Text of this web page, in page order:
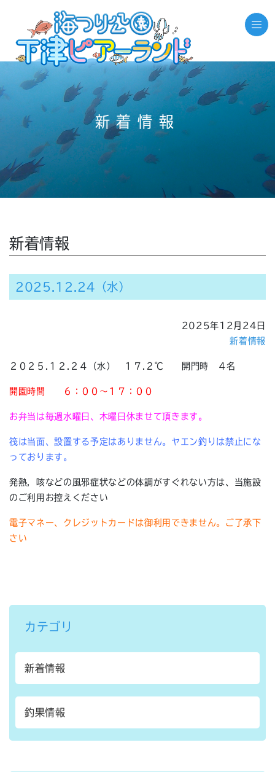
新着情報
新着情報
2025.12.24（水）
2025年12月24日
新着情報
２０２５.１２.２４（水） １７.２℃ 開門時 ４名
開園時間 ６：００～１７：００
お弁当は毎週水曜日、木曜日休ませて頂きます。
筏は当面、設置する予定はありません。ヤエン釣りは禁止にな
っております。
発熱，咳などの風邪症状などの体調がすぐれない方は、当施設
のご利用お控えください
電子マネー、クレジットカードは御利用できません。ご了承下
さい
カテゴリ
新着情報
釣果情報